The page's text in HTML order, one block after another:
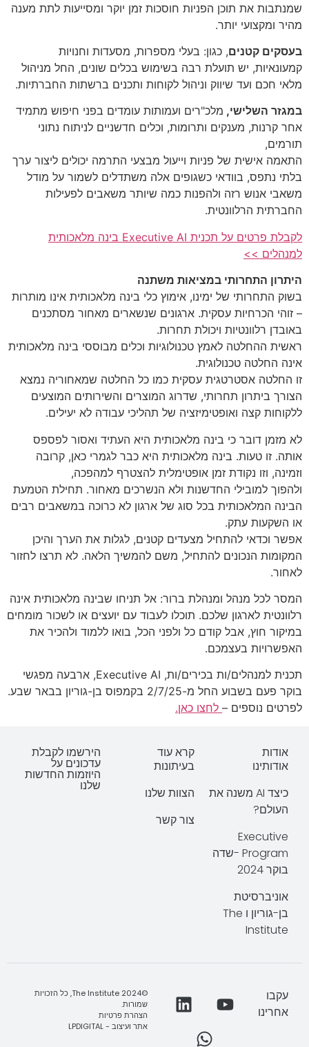
שמנתבות את תוכן הפניות חוסכות זמן יוקר ומסייעות לתת מענה
מהיר ומקצועי יותר.
בעסקים קטנים, כגון: בעלי מספרות, מסעדות וחנויות
קמעונאיות, יש תועלת רבה בשימוש בכלים שונים, החל מניהול
מלאי חכם ועד שיווק וניהול לקוחות ותכנים ברשתות החברתיות.
במגזר השלישי, מלכ"רים ועמותות עומדים בפני חיפוש מתמיד
אחר קרנות, מענקים ותרומות, וכלים חדשניים לניתוח נתוני
תורמים,
התאמה אישית של פניות וייעול מבצעי התרמה יכולים ליצור ערך
בלתי נתפס, בוודאי כשגופים אלה משתדלים לשמור על מודל
משאבי אנוש רזה ולהפנות כמה שיותר משאבים לפעילות
החברתית הרלוונטית.
לקבלת פרטים על תכנית Executive AI בינה מלאכותית
למנהלים >>
היתרון התחרותי במציאות משתנה
בשוק התחרותי של ימינו, אימוץ כלי בינה מלאכותית אינו מותרות
– זוהי הכרחיות עסקית. ארגונים שנשארים מאחור מסתכנים
באובדן רלוונטיות ויכולת תחרות.
ראשית ההחלטה לאמץ טכנולוגיות וכלים מבוססי בינה מלאכותית
אינה החלטה טכנולוגית.
זו החלטה אסטרטגית עסקית כמו כל החלטה שמאחוריה נמצא
הצורך ביתרון תחרותי, שדרוג המוצרים והשירותים המוצעים
ללקוחות קצה ואופטימיזציה של תהליכי עבודה לא יעילים.
לא מזמן דובר כי בינה מלאכותית היא העתיד ואסור לפספס
אותה. זו טעות. בינה מלאכותית היא כבר לגמרי כאן, קרובה
וזמינה, וזו נקודת זמן אופטימלית להצטרף למהפכה,
ולהפוך למובילי החדשנות ולא הנשרכים מאחור. תחילת הטמעת
הבינה המלאכותית בכל סוג של ארגון לא כרוכה במשאבים רבים
או השקעות עתק.
אפשר וכדאי להתחיל מצעדים קטנים, לגלות את הערך והיכן
המקומות הנכונים להתחיל, משם להמשיך הלאה. לא תרצו לחזור
לאחור.
המסר לכל מנהל ומנהלת ברור: אל תניחו שבינה מלאכותית אינה
רלוונטית לארגון שלכם. תוכלו לעבוד עם יועצים או לשכור מומחים
במיקור חוץ, אבל קודם כל ולפני הכל, בואו ללמוד ולהכיר את
האפשרויות בעצמכם.
תכנית למנהלים/ות בכירים/ות, Executive AI, ארבעה מפגשי
בוקר פעם בשבוע החל מ-2/7/25 בקמפוס בן-גוריון בבאר שבע.
לפרטים נוספים – לחצו כאן.
אודות
אודותינו
כיצד AI משנה את
העולם?
Executive
Program -שדה
בוקר 2024
אוניברסיטת
בן-גוריון ו The
Institute
קרא עוד
בעיתונות
הצוות שלנו
צור קשר
הירשמו לקבלת
עדכונים על
היוזמות החדשות
שלנו
עקבו
אחרינו
©2024 The Institute, כל הזכויות
שמורות.
הצהרת פרטיות
אתר ועיצוב - LPDIGITAL